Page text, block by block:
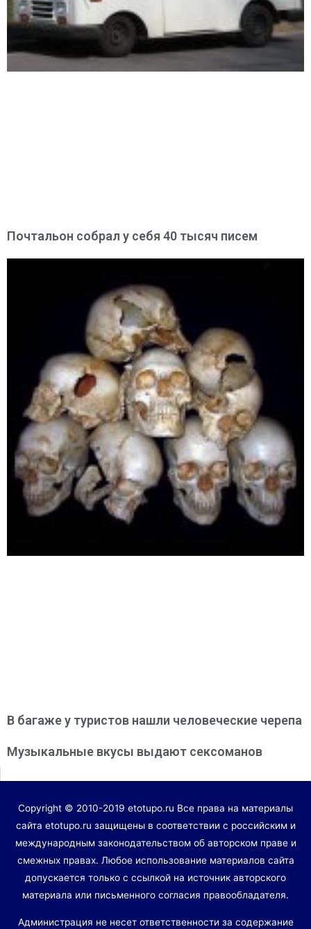
Почтальон собрал у себя 40 тысяч писем
В багаже у туристов нашли человеческие черепа
Музыкальные вкусы выдают сексоманов
Copyright © 2010-2019 etotupo.ru Все права на материалы
сайта etotupo.ru защищены в соответствии с российским и
международным законодательством об авторском праве и
смежных правах. Любое использование материалов сайта
допускается только с ссылкой на источник авторского
материала или письменного согласия правообладателя.
Администрация не несет ответственности за содержание